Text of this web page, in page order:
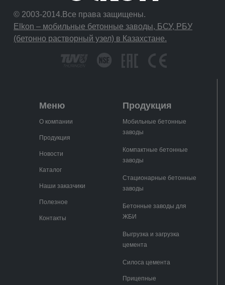
© 2003-2014.Все права защищены.
Elkon – мобильные бетонные заводы, БСУ, РБУ
(бетонно растворный узел) в Казахстане.
Меню
О компании
Продукция
Новости
Каталог
Наши заказчики
Полезное
Контакты
Продукция
Мобильные бетонные
заводы
Компактные бетонные
заводы
Стационарные бетонные
заводы
Бетонные заводы для
ЖБИ
Выгрузка и загрузка
цемента
Силоса цемента
Прицепные